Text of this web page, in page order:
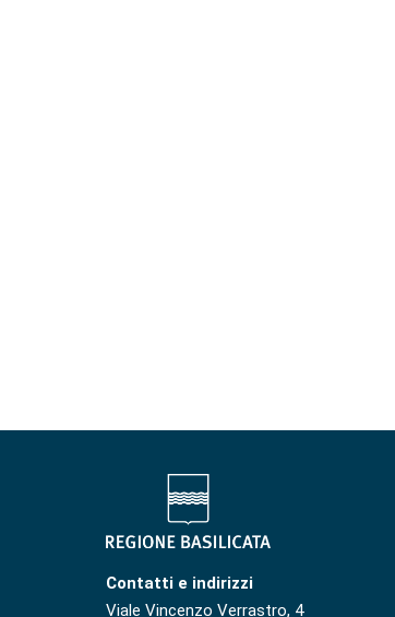
Contatti e indirizzi
Viale Vincenzo Verrastro, 4